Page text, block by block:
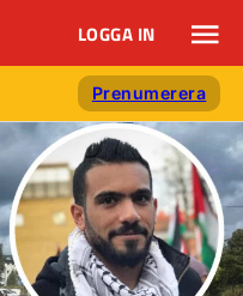
LOGGA IN
Prenumerera